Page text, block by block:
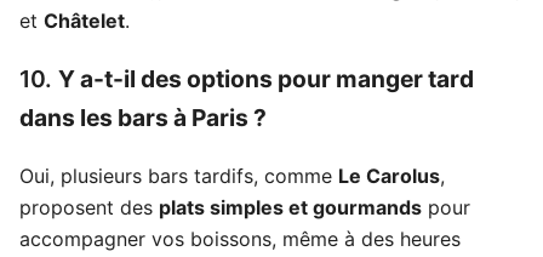
et Châtelet.
10. Y a-t-il des options pour manger tard
dans les bars à Paris ?
Oui, plusieurs bars tardifs, comme Le Carolus,
proposent des plats simples et gourmands pour
accompagner vos boissons, même à des heures